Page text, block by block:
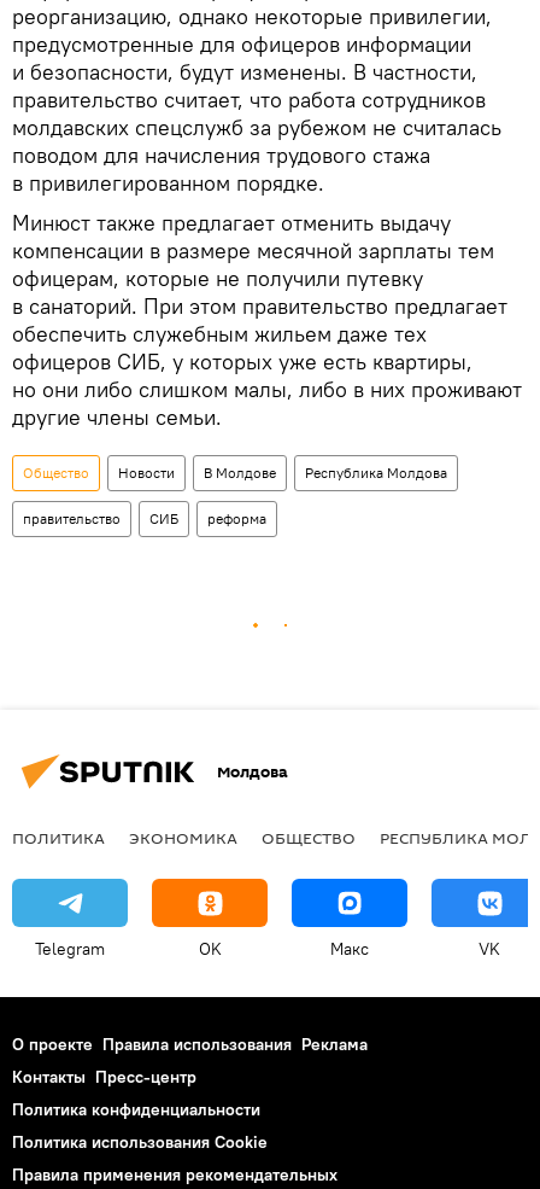
реорганизацию, однако некоторые привилегии,
предусмотренные для офицеров информации
и безопасности, будут изменены. В частности,
правительство считает, что работа сотрудников
молдавских спецслужб за рубежом не считалась
поводом для начисления трудового стажа
в привилегированном порядке.
Минюст также предлагает отменить выдачу
компенсации в размере месячной зарплаты тем
офицерам, которые не получили путевку
в санаторий. При этом правительство предлагает
обеспечить служебным жильем даже тех
офицеров СИБ, у которых уже есть квартиры,
но они либо слишком малы, либо в них проживают
другие члены семьи.
Общество Новости В Молдове Республика Молдова
правительство СИБ реформа
Молдова
ПОЛИТИКА ЭКОНОМИКА ОБЩЕСТВО РЕСПУБЛИКА
Telegram OK Макс VK
О проекте Правила использования Реклама
Контакты Пресс-центр
Политика конфиденциальности
Политика использования Cookie
Правила применения рекомендательных